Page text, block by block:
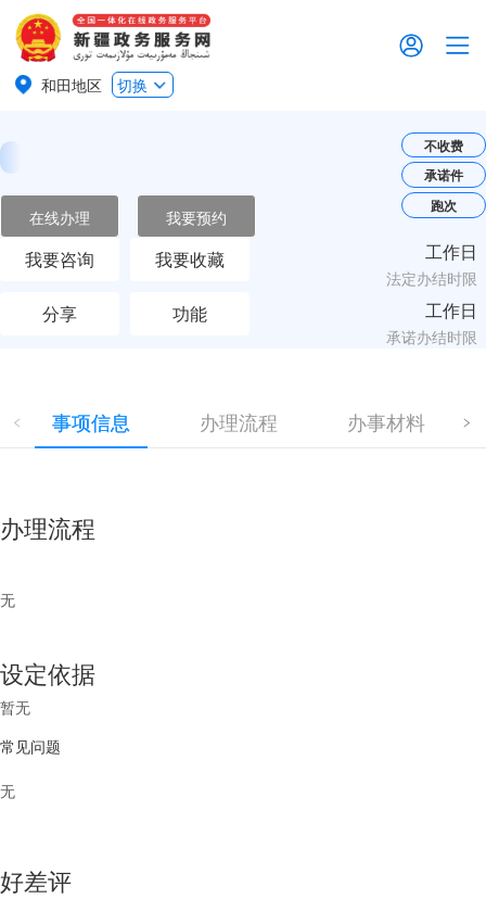
和田地区 切换
在线办理 我要预约
我要咨询 我要收藏
分享 功能
不收费
承诺件
跑次
工作日
法定办结时限
工作日
承诺办结时限
事项信息 办理流程 办事材料
办理流程
无
设定依据
暂无
常见问题
无
好差评